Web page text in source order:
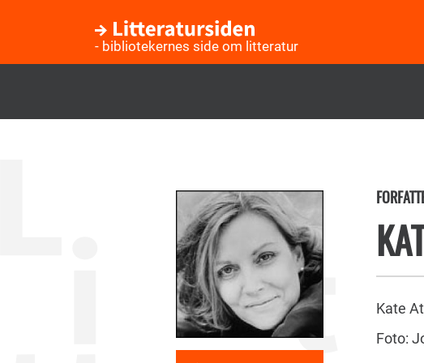
- bibliotekernes side om litteratur
Kate
Foto: